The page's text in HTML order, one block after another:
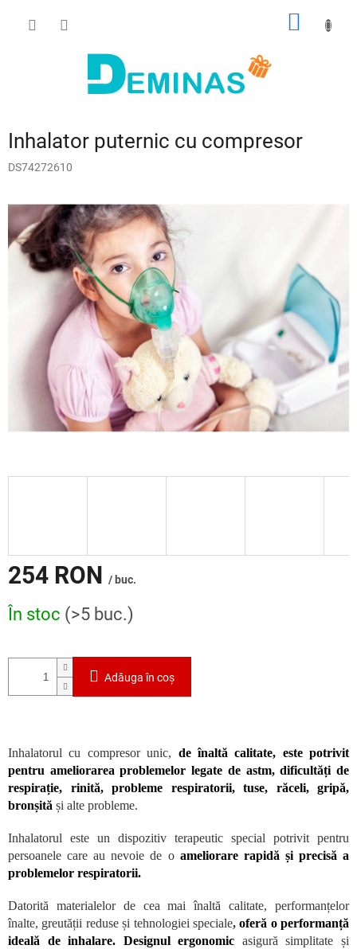
COŞ
Inhalator puternic cu compresor
DS74272610
254 RON / buc.
Evaluare
preţ:
În stoc (>5 buc.)
Adăuga în coş
Inhalatorul cu compresor unic, de înaltă calitate, este potrivit
pentru ameliorarea problemelor legate de astm, dificultăți de
respirație, rinită, probleme respiratorii, tuse, răceli, gripă,
bronșită și alte probleme.
Inhalatorul este un dispozitiv terapeutic special potrivit pentru
persoanele care au nevoie de o ameliorare rapidă și precisă a
problemelor respiratorii.
Datorită materialelor de cea mai înaltă calitate, performanțelor
înalte, greutății reduse și tehnologiei speciale,oferă o performanță
ideală de inhalare. Designul ergonomic asigură simplitate și